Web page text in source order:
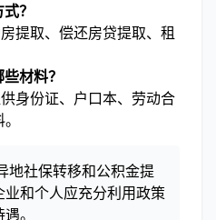
？
提取、偿还房贷提取、租
材料？
身份证、户口本、劳动合
地社保转移和公积金提
和个人应充分利用政策
。